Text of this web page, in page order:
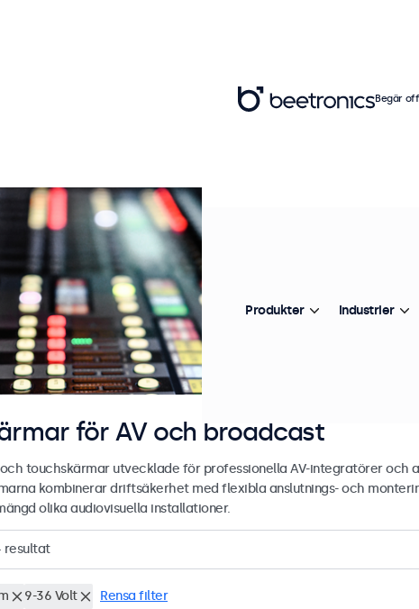
för AV och broadcast
touchskärmar utvecklade för professionella AV-integratörer och
kombinerar driftsäkerhet med flexibla anslutnings- och
olika audiovisuella installationer.
resultat
9-36 Volt Rensa filter
Begär
Produkter Industrier